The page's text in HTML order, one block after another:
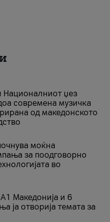
Националниот џез
современа музичка
од македонското
моќна
за поодговорно
во
Македонија и 6
ја отворија темата за